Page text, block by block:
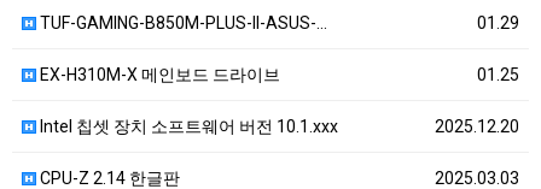
01.29
TUF-GAMING-B850M-PLUS-II-ASUS-…
01.25
EX-H310M-X 메인보드 드라이브
2025.12.20
Intel 칩셋 장치 소프트웨어 버전 10.1.xxx
2025.03.03
CPU-Z 2.14 한글판